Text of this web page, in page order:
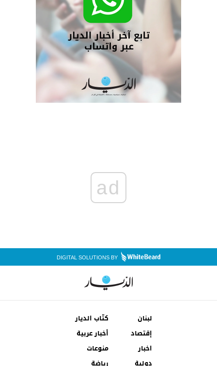
ad
DIGITAL SOLUTIONS BY
لبنان
كتّاب الديار
إقتصاد
أخبار عربية
اخبار
دولية
منوعات
رياضة